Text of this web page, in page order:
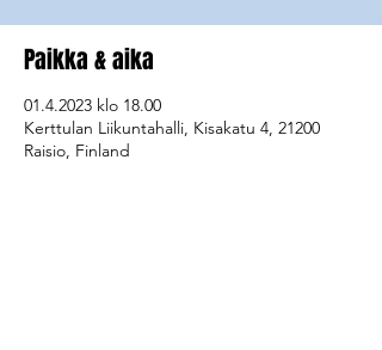
Paikka & aika
01.4.2023 klo 18.00
Kerttulan Liikuntahalli, Kisakatu 4, 21200
Raisio, Finland